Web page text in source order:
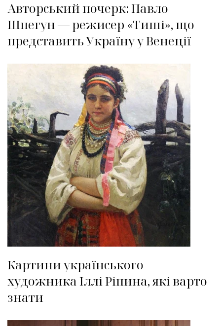
Авторський почерк: Павло
Шпегун — режисер «Тиші», що
представить Україну у Венеції
Картини українського
художника Іллі Ріпина, які варто
знати